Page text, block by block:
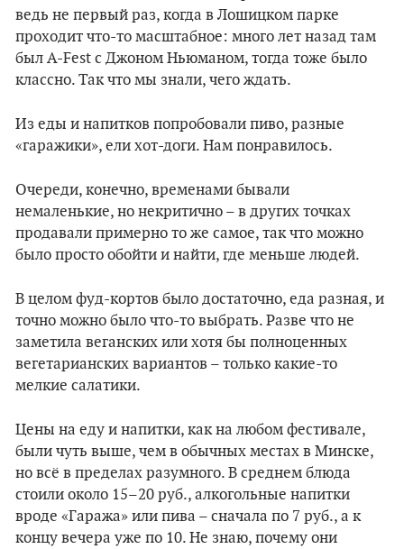
ведь не первый раз, когда в Лошицком парке
проходит что-то масштабное: много лет назад там
был A-Fest с Джоном Ньюманом, тогда тоже было
классно. Так что мы знали, чего ждать.
Из еды и напитков попробовали пиво, разные
«гаражики», ели хот-доги. Нам понравилось.
Очереди, конечно, временами бывали
немаленькие, но некритично – в других точках
продавали примерно то же самое, так что можно
было просто обойти и найти, где меньше людей.
В целом фуд-кортов было достаточно, еда разная, и
точно можно было что-то выбрать. Разве что не
заметила веганских или хотя бы полноценных
вегетарианских вариантов – только какие-то
мелкие салатики.
Цены на еду и напитки, как на любом фестивале,
были чуть выше, чем в обычных местах в Минске,
но всё в пределах разумного. В среднем блюда
стоили около 15–20 руб., алкогольные напитки
вроде «Гаража» или пива – сначала по 7 руб., а к
концу вечера уже по 10. Не знаю, почему они